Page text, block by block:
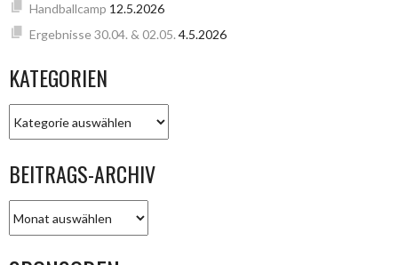
Handballcamp 12.5.2026
Ergebnisse 30.04. & 02.05. 4.5.2026
KATEGORIEN
BEITRAGS-ARCHIV
ARCHIV